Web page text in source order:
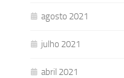
agosto 2021
julho 2021
abril 2021